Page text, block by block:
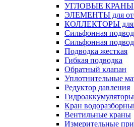
УГЛОВЫЕ КРАНЫ
ЭЛЕМЕНТЫ для
КОЛЛЕКТОРЫ для
Сильфонная
Cильфонная
Подводка жесткая
Гибкая подводка
Обратный клапан
Уплотнительные
Редуктор давления
Кран
Вентильные краны
Измерительные